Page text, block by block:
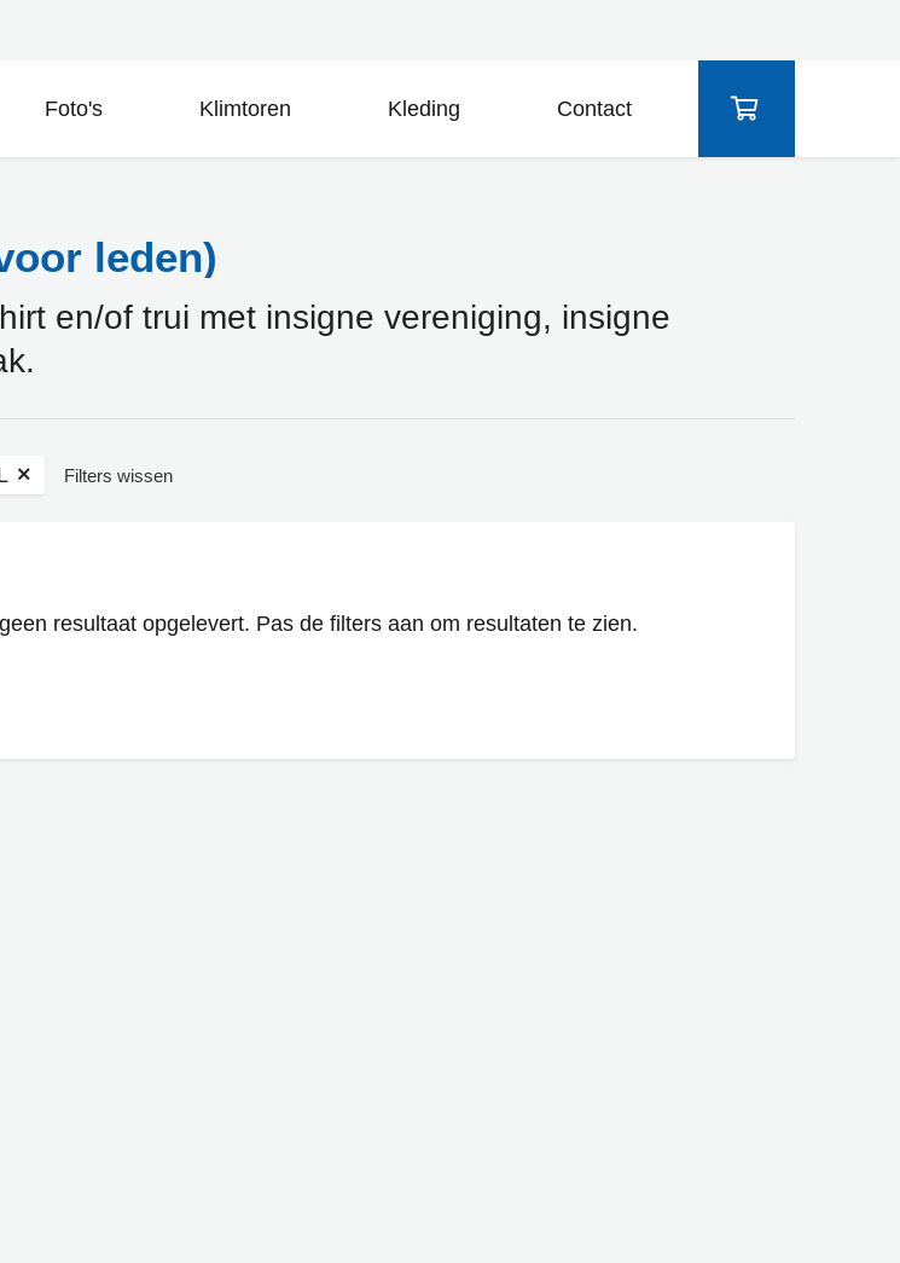
Foto's Klimtoren Kleding Contact
leden)
en/of trui met insigne vereniging, insigne
Filters wissen
resultaat opgelevert. Pas de filters aan om resultaten te zien.